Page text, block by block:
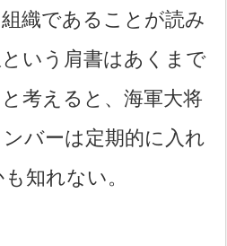
織であることが読み
いう肩書はあくまで
考えると、海軍大将
バーは定期的に入れ
知れない。